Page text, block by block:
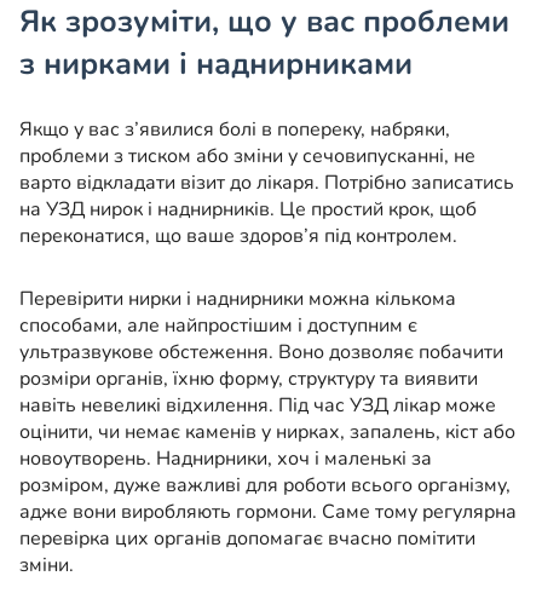
Як зрозуміти, що у вас проблеми
з нирками і наднирниками
Якщо у вас з’явилися болі в попереку, набряки,
проблеми з тиском або зміни у сечовипусканні, не
варто відкладати візит до лікаря. Потрібно записатись
на УЗД нирок і наднирників. Це простий крок, щоб
переконатися, що ваше здоров’я під контролем.
Перевірити нирки і наднирники можна кількома
способами, але найпростішим і доступним є
ультразвукове обстеження. Воно дозволяє побачити
розміри органів, їхню форму, структуру та виявити
навіть невеликі відхилення. Під час УЗД лікар може
оцінити, чи немає каменів у нирках, запалень, кіст або
новоутворень. Наднирники, хоч і маленькі за
розміром, дуже важливі для роботи всього організму,
адже вони виробляють гормони. Саме тому регулярна
перевірка цих органів допомагає вчасно помітити
зміни.